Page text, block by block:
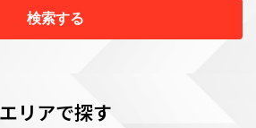
検索する
エリアで探す